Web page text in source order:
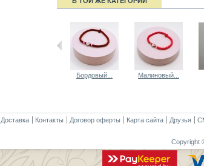
Бордовый... Малиновый...
Доставка Контакты Договор оферты Карта сайта Друзья
Copyright